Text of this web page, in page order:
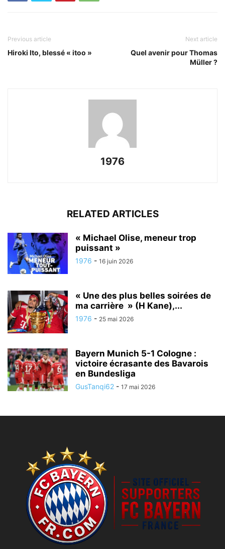
Previous article
Hiroki Ito, blessé « itoo »
Next article
Quel avenir pour Thomas
Müller ?
1976
RELATED ARTICLES
« Michael Olise, meneur trop
puissant »
1976 - 16 juin 2026
« Une des plus belles soirées de
ma carrière » (H Kane),...
1976 - 25 mai 2026
Bayern Munich 5-1 Cologne :
victoire écrasante des Bavarois
en Bundesliga
GusTanqi62 - 17 mai 2026